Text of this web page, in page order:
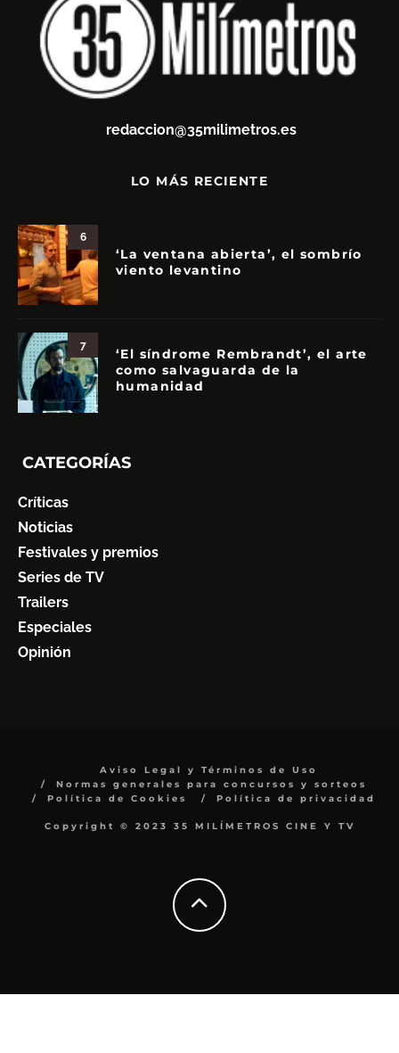
redaccion@35milimetros.es
LO MÁS RECIENTE
6
‘La ventana abierta’, el sombrío
viento levantino
7
‘El síndrome Rembrandt’, el arte
como salvaguarda de la
humanidad
CATEGORÍAS
Críticas
Noticias
Festivales y premios
Series de TV
Trailers
Especiales
Opinión
Aviso Legal y Términos de Uso
Normas generales para concursos y sorteos
Política de Cookies
Política de privacidad
Copyright © 2023 35 MILÍMETROS CINE Y TV